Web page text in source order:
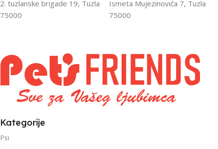
FILTRIRAJ PO TEŽINI
1kg – 3kg
FILTRIRAJ PO TEŽINI
2. tuzlanske brigade 19, Tuzla
75000
Ismeta Mujezinovića 7, Tuzla
75000
Kategorije
Psi